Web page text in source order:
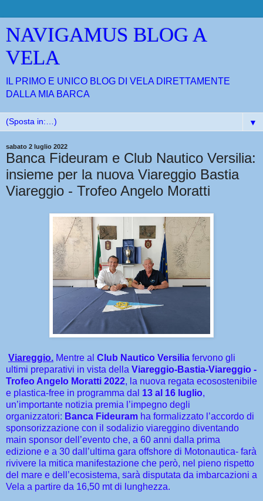
NAVIGAMUS BLOG A
VELA
IL PRIMO E UNICO BLOG DI VELA DIRETTAMENTE
DALLA MIA BARCA
▼
sabato 2 luglio 2022
Banca Fideuram e Club Nautico Versilia:
insieme per la nuova Viareggio Bastia
Viareggio - Trofeo Angelo Moratti
Viareggio. Mentre al Club Nautico Versilia fervono gli
ultimi preparativi in vista della Viareggio-Bastia-Viareggio -
Trofeo Angelo Moratti 2022, la nuova regata ecosostenibile
e plastica-free in programma dal 13 al 16 luglio,
un’importante notizia premia l’impegno degli
organizzatori: Banca Fideuram ha formalizzato l’accordo di
sponsorizzazione con il sodalizio viareggino diventando
main sponsor dell’evento che, a 60 anni dalla prima
edizione e a 30 dall’ultima gara offshore di Motonautica- farà
rivivere la mitica manifestazione che però, nel pieno rispetto
del mare e dell’ecosistema, sarà disputata da imbarcazioni a
Vela a partire da 16,50 mt di lunghezza.